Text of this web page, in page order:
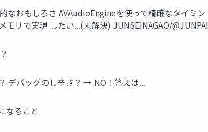
おもしろさ AVAudioEngineを使って精確なタイミ
リで実現 したい...(未解決) JUNSEINAGAO/
デバッグのし辛さ？ → NO！答えは...
なること